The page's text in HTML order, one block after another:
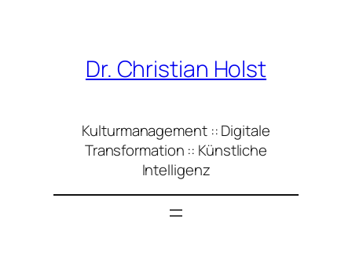
Dr. Christian Holst
Kulturmanagement :: Digitale
Transformation :: Künstliche
Intelligenz